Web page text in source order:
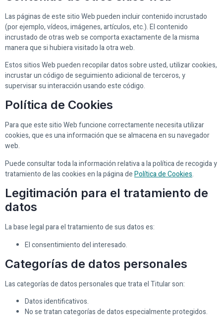
Las páginas de este sitio Web pueden incluir contenido incrustado
(por ejemplo, vídeos, imágenes, artículos, etc.). El contenido
incrustado de otras web se comporta exactamente de la misma
manera que si hubiera visitado la otra web.
Estos sitios Web pueden recopilar datos sobre usted, utilizar cookies,
incrustar un código de seguimiento adicional de terceros, y
supervisar su interacción usando este código.
Política de Cookies
Para que este sitio Web funcione correctamente necesita utilizar
cookies, que es una información que se almacena en su navegador
web.
Puede consultar toda la información relativa a la política de recogida y
tratamiento de las cookies en la página dePolítica de Cookies.
Legitimación para el tratamiento de
datos
La base legal para el tratamiento de sus datos es:
El consentimiento del interesado.
Categorías de datos personales
Las categorías de datos personales que trata el Titular son:
Datos identificativos.
No se tratan categorías de datos especialmente protegidos.